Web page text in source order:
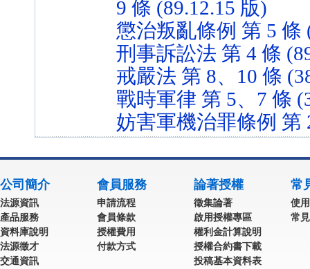
9 條 (89.12.15 版)
懲治叛亂條例 第 5 條
刑事訴訟法 第 4 條
戒嚴法 第 8、10 條
戰時軍律 第 5、7 條
妨害軍機治罪條例 第
公司簡介
法源資訊
產品服務
資料庫說明
法源徵才
交通資訊
會員服務
申請流程
會員條款
授權費用
付款方式
論著授權
徵集論著
啟用授權專區
權利金計算說明
授權合約書下載
投稿基本資料表
常
使
常